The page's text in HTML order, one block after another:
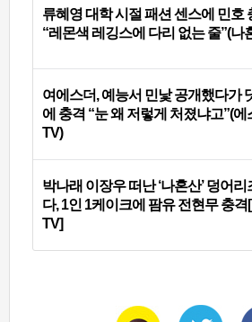
류혜영 대학 시절 패션 센스에 민호
“레몬색 레깅스에 다리 없는 줄”(나
여에스더, 예능서 민낯 공개했다가
에 충격 “눈 왜 저렇게 처졌냐고”(에
TV)
박나래 이장우 떠난 ‘나혼산’ 덩어리
다, 1인 1케이크에 팜유 전현무 충격[
TV]